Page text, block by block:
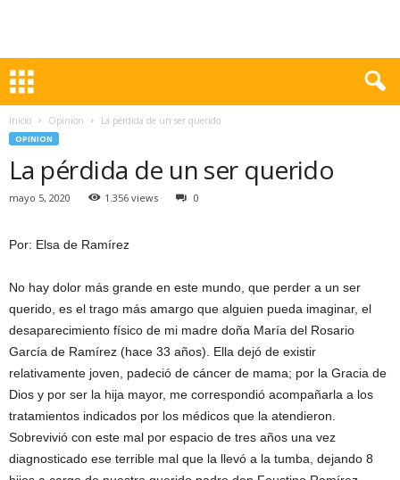
Inicio Opinion La pérdida de un ser querido
OPINION
La pérdida de un ser querido
mayo 5, 2020 1.356 views 0
Por: Elsa de Ramírez
No hay dolor más grande en este mundo, que perder a un ser
querido, es el trago más amargo que alguien pueda imaginar, el
desaparecimiento físico de mi madre doña María del Rosario
García de Ramírez (hace 33 años). Ella dejó de existir
relativamente joven, padeció de cáncer de mama; por la Gracia de
Dios y por ser la hija mayor, me correspondió acompañarla a los
tratamientos indicados por los médicos que la atendieron.
Sobrevivió con este mal por espacio de tres años una vez
diagnosticado ese terrible mal que la llevó a la tumba, dejando 8